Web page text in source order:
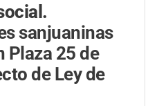
sanjuaninas
Plaza 25 de
de Ley de